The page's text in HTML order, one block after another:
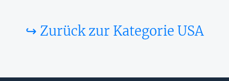
↪ Zurück zur Kategorie USA